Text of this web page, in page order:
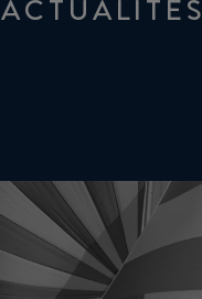
ACTUALITÉS